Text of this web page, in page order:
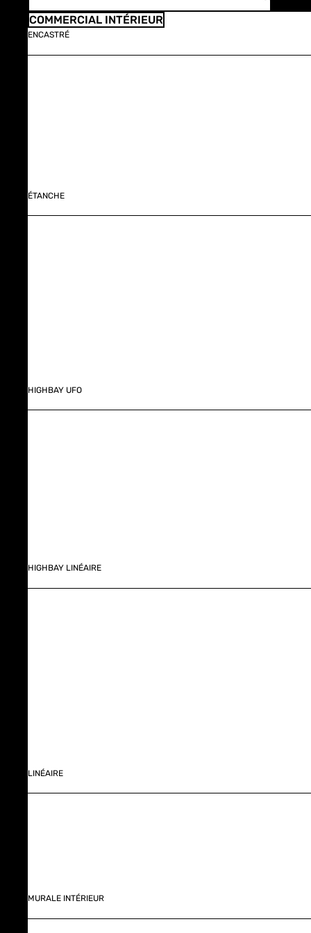
COMMERCIAL INTÉRIEUR
ENCASTRÉ
ÉTANCHE
HIGHBAY UFO
HIGHBAY LINÉAIRE
LINÉAIRE
MURALE INTÉRIEUR